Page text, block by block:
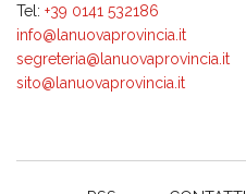
Tel: +39 0141 532186
info@lanuovaprovincia.it
segreteria@lanuovaprovincia.it
sito@lanuovaprovincia.it